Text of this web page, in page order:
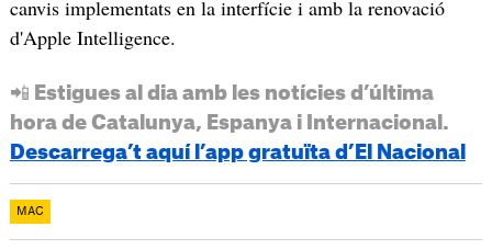
canvis implementats en la interfície i amb la renovació
d'Apple Intelligence.
📲 Estigues al dia amb les notícies d’última
hora de Catalunya, Espanya i Internacional.
Descarrega’t aquí l’app gratuïta d’El Nacional
MAC